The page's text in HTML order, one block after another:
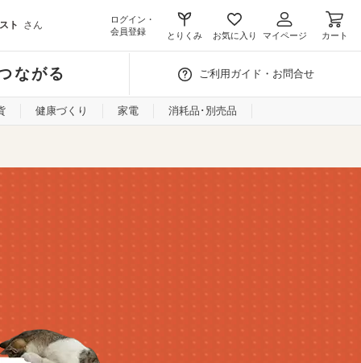
ト さん
ログイン・
会員登録
とりくみ お気に入り マイページ カート
ながる ご利用ガイド・お問合せ
健康づくり 家電 消耗品･別売品